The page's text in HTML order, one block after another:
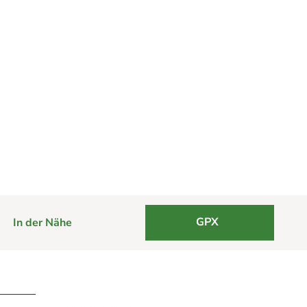
In der Nähe GPX